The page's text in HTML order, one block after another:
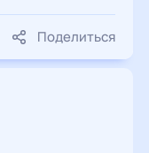
Поделиться